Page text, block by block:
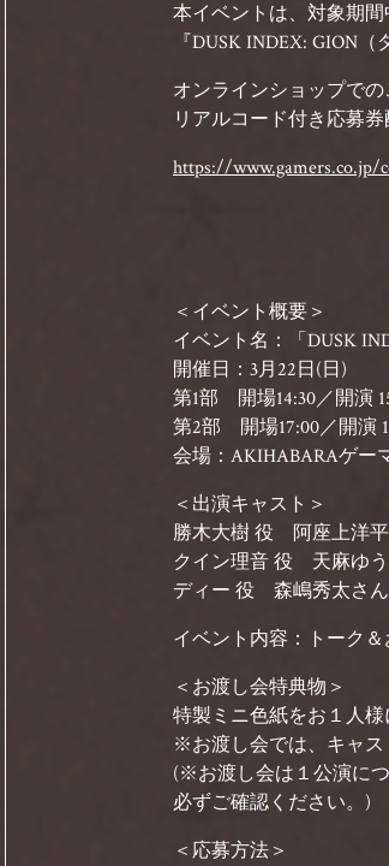
本イベントは、対象期
『DUSK INDEX: GION
オンラインショップで
リアルコード付き応募
https://www.gamers.co.jp/
＜イベント概要＞
イベント名：「DUSK
開催日：3月22日(日)
第1部 開場14:30／開演
第2部 開場17:00／開演
会場：AKIHABARAゲー
＜出演キャスト＞
勝木大樹 役 阿座上洋
クイン理音 役 天麻ゆ
ディー 役 森嶋秀太さん
イベント内容：トーク
＜お渡し会特典物＞
特製ミニ色紙をお１人
※お渡し会では、キャス
(※お渡し会は１公演に
必ずご確認ください。)
＜応募方法＞